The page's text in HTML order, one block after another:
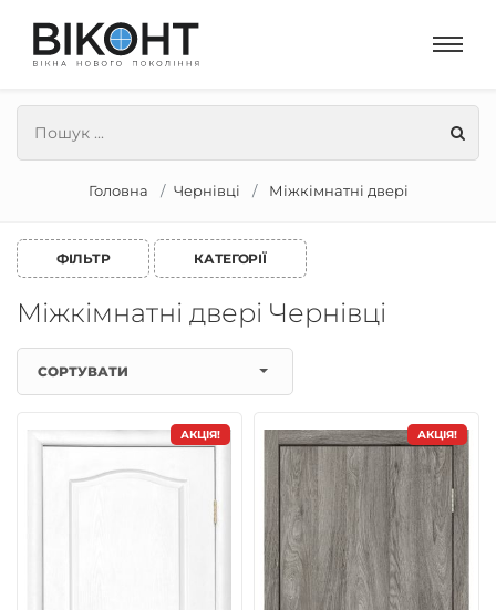
Головна Чернівці Міжкімнатні двері
ФІЛЬТР КАТЕГОРІЇ
Міжкімнатні двері Чернівці
СОРТУВАТИ
АКЦІЯ! АКЦІЯ!